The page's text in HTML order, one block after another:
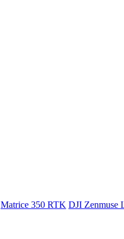
Matrice 350 RTK DJI Zenmuse